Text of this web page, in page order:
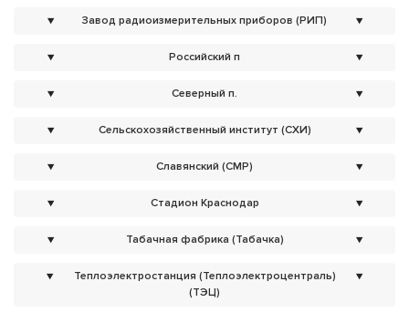
▼ Завод радиоизмерительных приборов (РИП) ▼
▼ Российский п ▼
▼ Северный п. ▼
▼ Сельскохозяйственный институт (СХИ) ▼
▼ Славянский (СМР) ▼
▼ Стадион Краснодар ▼
▼ Табачная фабрика (Табачка) ▼
▼
Теплоэлектростанция (Теплоэлектроцентраль)
(ТЭЦ)
▼